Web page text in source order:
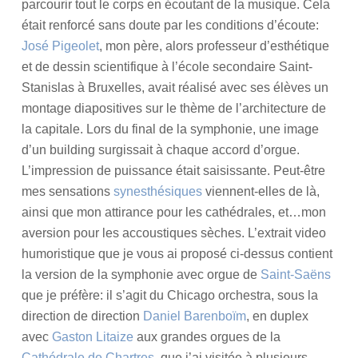
0
1
5
p
i
g
e
o
l
e
parcourir tout le corps en écoutant de la musique. Cela
était renforcé sans doute par les conditions d’écoute:
José Pigeolet, mon père, alors professeur d’esthétique
et de dessin scientifique à l’école secondaire Saint-
Stanislas à Bruxelles, avait réalisé avec ses élèves un
montage diapositives sur le thème de l’architecture de
la capitale. Lors du final de la symphonie, une image
d’un building surgissait à chaque accord d’orgue.
L’impression de puissance était saisissante. Peut-être
mes sensations synesthésiquesviennent-elles de là,
ainsi que mon attirance pour les cathédrales, et…mon
aversion pour les accoustiques sèches. L’extrait video
humoristique que je vous ai proposé ci-dessus contient
la version de la symphonie avec orgue de Saint-Saëns
que je préfère: il s’agit du Chicago orchestra, sous la
direction de direction Daniel Barenboïm, en duplex
avec Gaston Litaize aux grandes orgues de la